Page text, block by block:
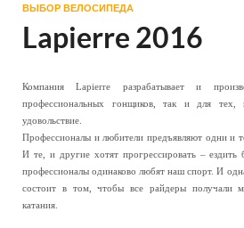
ВЫБОР ВЕЛОСИПЕДА
Lapierre 2016
Компания Lapierre разрабатывает и
профессиональных гонщиков, так и для тех,
удовольствие.
Профессионалы и любители предъявляют одни и
И те, и другие хотят прогрессировать –
профессионалы одинаково любят наш спорт. И
состоит в том, чтобы все райдеры получали
катания.